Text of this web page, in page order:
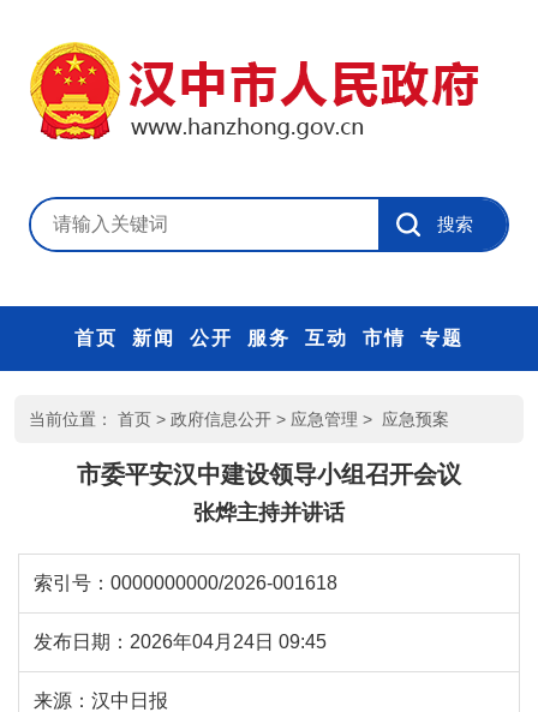
首页 新闻 公开 服务 互动 市情 专题
当前位置： 首页 > 政府信息公开 > 应急管理 > 应急预案
市委平安汉中建设领导小组召开会议
张烨主持并讲话
索引号： 0000000000/2026-001618
发布日期： 2026年04月24日 09:45
来源： 汉中日报